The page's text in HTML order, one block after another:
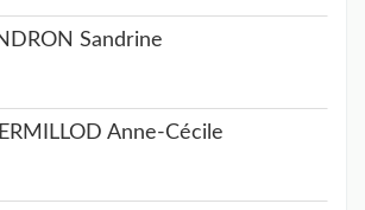
Sandrine
Anne-Cécile